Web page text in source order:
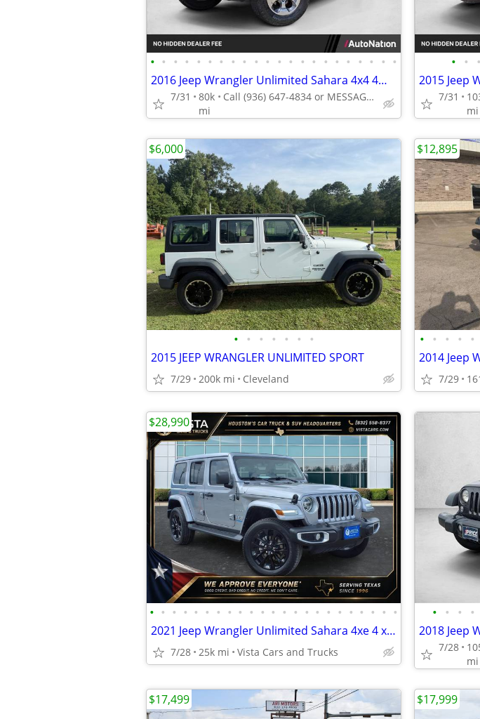
• • • • • • • • • • • • • • • • • • • • • •
2016 Jeep Wrangler Unlimited Sahara 4x4 4WD SUV AUTONATION
7/31
80k
mi
Call (936) 647-4834 or MESSAGE/CHAT to confirm availability
• • •
7/31
mi
• • • • • • •
2015 JEEP WRANGLER UNLIMITED SPORT
7/29 200k mi Cleveland
$6,000
• • • • •
2014 Jeep
7/29
$12,895
• • • • • • • • • • • • • • • • • • • • • • •
2021 Jeep Wrangler Unlimited Sahara 4xe 4 xe 4-xe
7/28 25k mi Vista Cars and Trucks
$28,990
• • • •
7/28
mi
$17,499 $17,999